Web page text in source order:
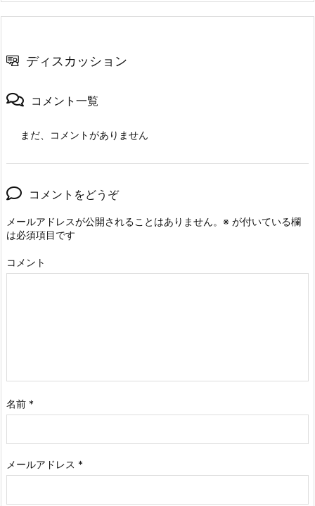
ディスカッション
コメント一覧
まだ、コメントがありません
コメントをどうぞ
メールアドレスが公開されることはありません。 ※ が付いている欄
は必須項目です
コメント
名前 *
メールアドレス *